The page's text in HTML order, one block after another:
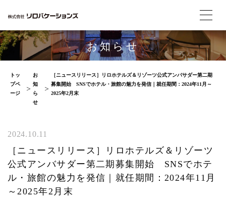
お知らせ
トッ
プペ
ージ
お
知
ら
せ
［ニュースリリース］リロホテルズ＆リゾーツ公式アンバサダー第二期
募集開始 SNSでホテル・旅館の魅力を発信｜就任期間：2024年11月～
2025年2月末
2024.10.11
［ニュースリリース］リロホテルズ＆リゾーツ
公式アンバサダー第二期募集開始 SNSでホテ
ル・旅館の魅力を発信｜就任期間：2024年11月
～2025年2月末